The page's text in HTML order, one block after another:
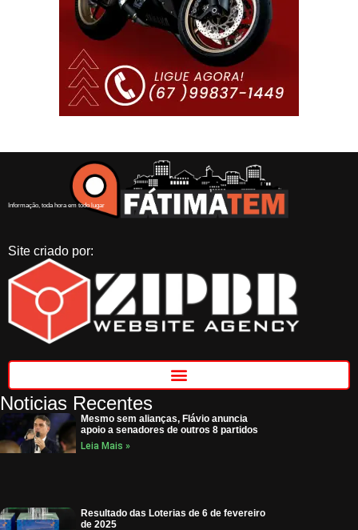
Informação, toda hora em todo lugar
Site criado por:
Noticias Recentes
Mesmo sem alianças, Flávio anuncia
apoio a senadores de outros 8 partidos
Leia Mais »
Resultado das Loterias de 6 de fevereiro
de 2025